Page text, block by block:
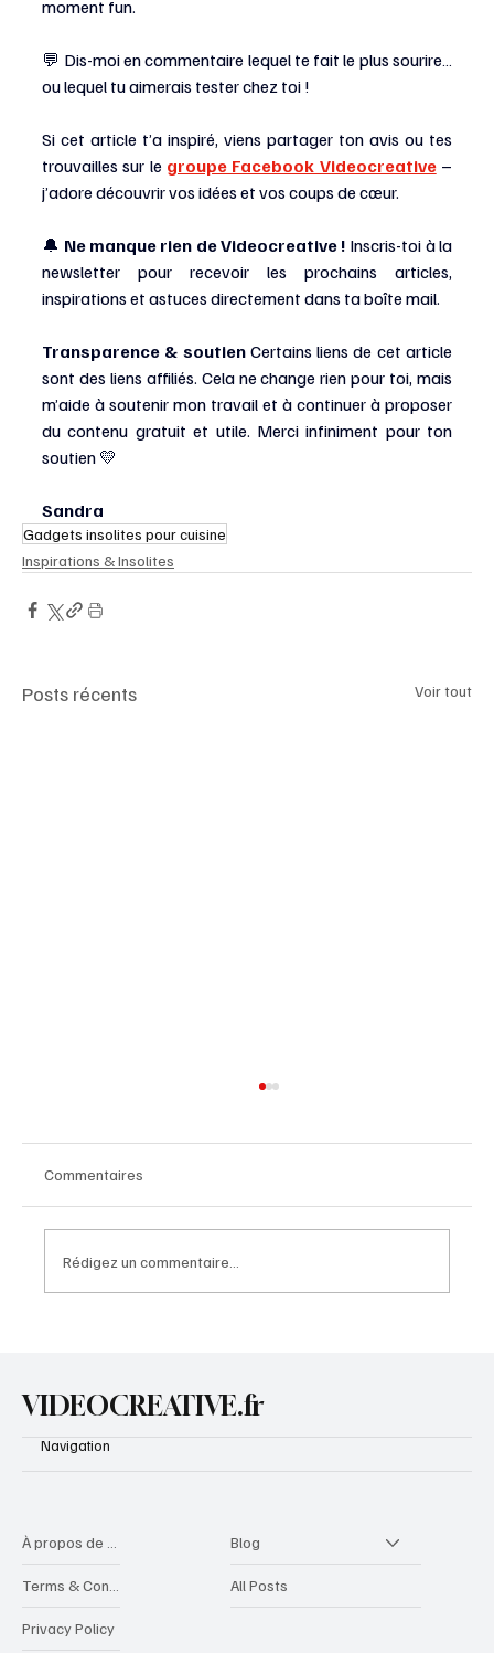
moment fun.
💬 Dis-moi en commentaire lequel te fait le plus sourire…
ou lequel tu aimerais tester chez toi !
Si cet article t’a inspiré, viens partager ton avis ou tes
trouvailles sur le groupe Facebook Videocreative –
j’adore découvrir vos idées et vos coups de cœur.
🔔 Ne manque rien de Videocreative ! Inscris-toi à la
newsletter pour recevoir les prochains articles,
inspirations et astuces directement dans ta boîte mail.
Transparence & soutien Certains liens de cet article
sont des liens affiliés. Cela ne change rien pour toi, mais
m’aide à soutenir mon travail et à continuer à proposer
du contenu gratuit et utile. Merci infiniment pour ton
soutien 💛
Sandra
Gadgets insolites pour cuisine
Inspirations & Insolites
Posts récents Voir tout
Commentaires
Rédigez un commentaire...
VIDEOCREATIVE.fr
Navigation
Privacy Policy
Blog
All Posts